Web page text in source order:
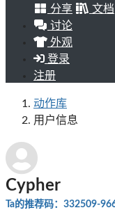
分享
文档
讨论
外观
登录
注册
动作库
用户信息
Cypher
Ta的推荐码：332509-